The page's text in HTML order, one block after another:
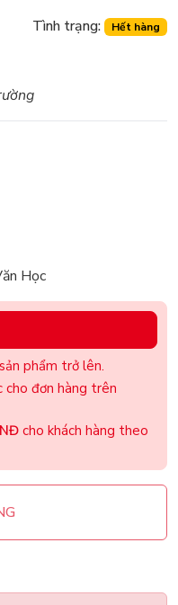
Tình trạng: Hết hàng
Học
phẩm trở lên.
cho đơn hàng trên
cho khách hàng theo